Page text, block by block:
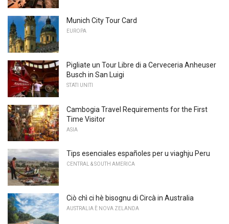
Munich City Tour Card
EUROPA
Pigliate un Tour Libre di a Cerveceria Anheuser
Busch in San Luigi
STATI UNITI
Cambogia Travel Requirements for the First
Time Visitor
ASIA
Tips esenciales españoles per u viaghju Peru
CENTRAL & SOUTH AMERICA
Ciò chì ci hè bisognu di Circà in Australia
AUSTRALIA È NOVA ZELANDA